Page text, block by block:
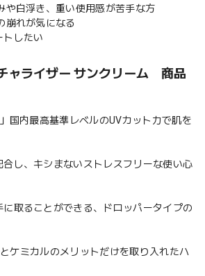
や白浮き、重い使用感が苦手な方
崩れが気になる
トしたい
ャライザー サンクリーム 商品
国内最高基準レベルのUVカット力で肌を
し、キシまないストレスフリーな使い心
取ることができる、ドロッパータイプの
ケミカルのメリットだけを取り入れたハ